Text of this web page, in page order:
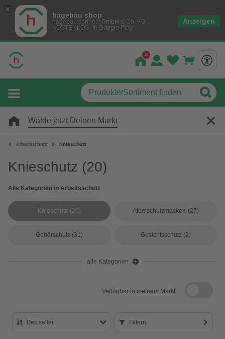
hagebau shop
hagebau connect GmbH & Co. KG
KOSTENLOS- In Google Play
Anzeigen
Wähle jetzt Deinen Markt
Arbeitsschutz Knieschutz
Knieschutz (20)
Alle Kategorien in Arbeitsschutz
Knieschutz (20) Atemschutzmasken (27)
Gehörschutz (31) Gesichtsschutz (2)
alle Kategorien
Verfügbar in meinem Markt
Bestseller Filtern